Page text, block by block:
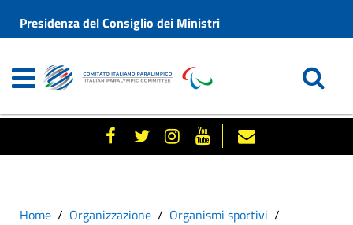
Presidenza del Consiglio dei Ministri
Home Organizzazione
Organismi sportivi